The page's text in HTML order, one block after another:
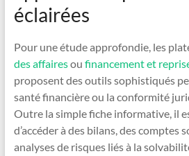
éclairées
Pour une étude approfondie, les
des affairesou financement et
proposent des outils sophistiqués
santé financière ou la conformité
Outre la simple fiche informative, il
d’accéder à des bilans, des comptes
analyses de risques liés à la